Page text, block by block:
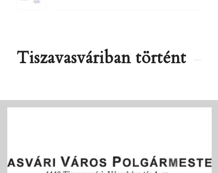
Tiszavasváriban történt